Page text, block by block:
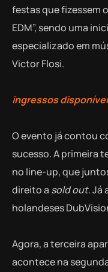
festas que fizessem
EDM”, sendo uma
especializado em
Victor Flosi.
ingressos
O evento já contou
sucesso. A primeira
no line-up, que
direito a sold out. Já
holandeses
Agora, a terceira
acontece na